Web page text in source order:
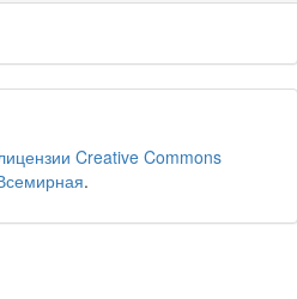
Creative Commons
.